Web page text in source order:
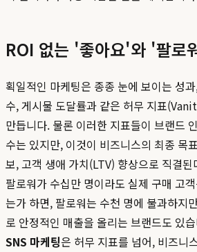
ROI 없는 '좋아요'와 '팔로
획일적인 마케팅은 종종 눈에 보이는 성
수, 게시물 도달률과 같은 허무 지표
만듭니다. 물론 이러한 지표들이 브랜드
수는 있지만, 이것이 비즈니스의 최종 목
보, 고객 생애 가치(LTV) 향상으로 직결
팔로워가 수십만 명이라도 실제 구매 고
는가 하면, 팔로워는 수천 명에 불과하지
로 안정적인 매출을 올리는 브랜드도 있
SNS 마케팅은 허무 지표를 넘어, 비즈니